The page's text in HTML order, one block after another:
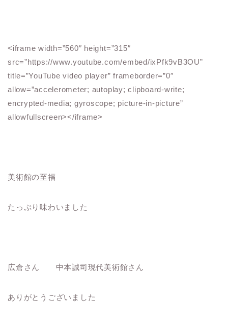
<iframe width=”560″ height=”315″
src=”https://www.youtube.com/embed/ixPfk9vB3OU”
title=”YouTube video player” frameborder=”0″
allow=”accelerometer; autoplay; clipboard-write;
encrypted-media; gyroscope; picture-in-picture”
allowfullscreen></iframe>
美術館の至福
たっぷり味わいました
広倉さん 中本誠司現代美術館さん
ありがとうございました